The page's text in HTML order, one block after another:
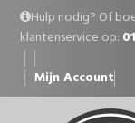
Hulp nodig? Of
klantenservice op:
Mijn Account